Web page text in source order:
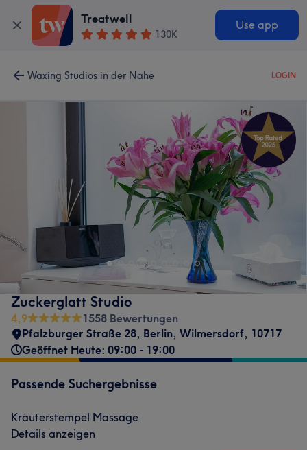
Treatwell
130K
Use app
Waxing Studios in der Nähe LOGIN
Zuckerglatt Studio
4,9
1558 Bewertungen
Pfalzburger Straße 28, Berlin, Wilmersdorf, 10717
Geöffnet Heute: 09:00 - 19:00
Passende Suchergebnisse
Kräuterstempel Massage
Details anzeigen